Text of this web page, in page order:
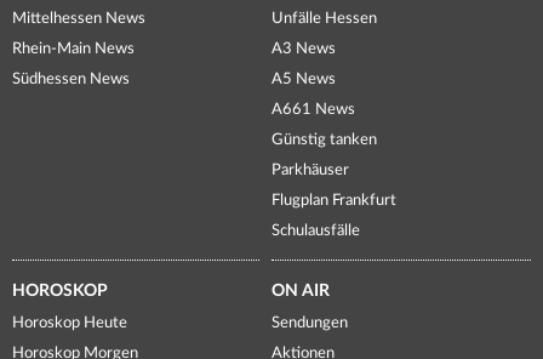
Mittelhessen News
Rhein-Main News
Südhessen News
Unfälle Hessen
A3 News
A5 News
A661 News
Günstig tanken
Parkhäuser
Flugplan Frankfurt
Schulausfälle
HOROSKOP
Horoskop Heute
Horoskop Morgen
ON AIR
Sendungen
Aktionen